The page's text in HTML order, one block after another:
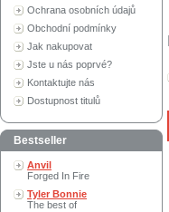
Ochrana osobních údajů
Obchodní podmínky
Jak nakupovat
Jste u nás poprvé?
Kontaktujte nás
Dostupnost titulů
Bestseller
Anvil
Forged In Fire
Tyler Bonnie
The best of